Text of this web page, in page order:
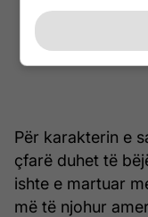
Për karakterin e
çfarë duhet të
ishte e martuar
më të njohur